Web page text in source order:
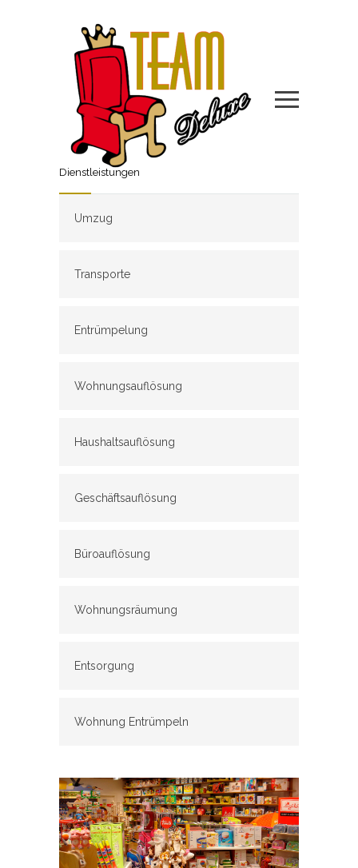
Dienstleistungen
Umzug
Transporte
Entrümpelung
Wohnungsauflösung
Haushaltsauflösung
Geschäftsauflösung
Büroauflösung
Wohnungsräumung
Entsorgung
Wohnung Entrümpeln